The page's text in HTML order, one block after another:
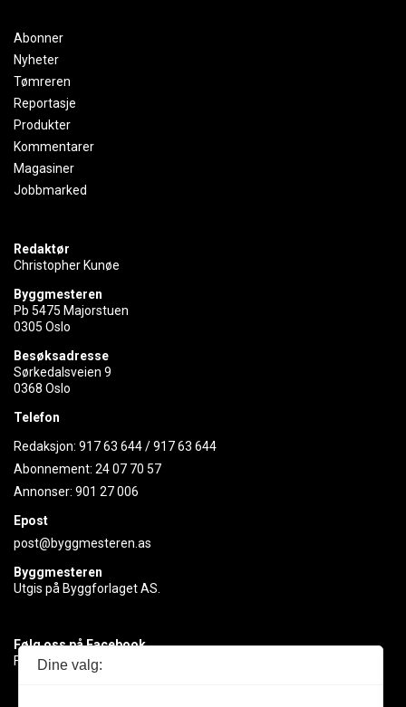
Abonner
Nyheter
Tømreren
Reportasje
Produkter
Kommentarer
Magasiner
Jobbmarked
Redaktør
Christopher Kunøe
Byggmesteren
Pb 5475 Majorstuen
0305 Oslo
Besøksadresse
Sørkedalsveien 9
0368 Oslo
Telefon
Redaksjon: 917 63 644/917 63 644
Abonnement: 24 07 70 57
Annonser: 901 27 006
Epost
post@byggmesteren.as
Byggmesteren
Utgis på Byggforlaget AS.
Følg oss på Facebook
Få med deg det siste innen byggebransjen
Dine valg: